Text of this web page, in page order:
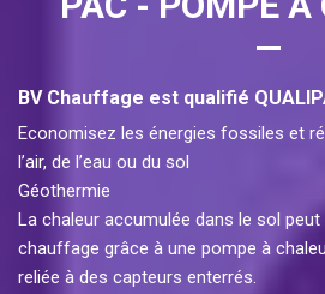
BV Chauffage est qualifié
Economisez les énergies fossiles et
l’air, de l’eau ou du sol
Géothermie
La chaleur accumulée dans le sol
chauffage grâce à une pompe à
reliée à des capteurs enterrés.